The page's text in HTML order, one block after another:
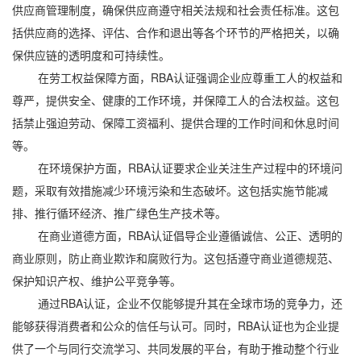
供应商管理制度，确保供应商遵守相关法规和社会责任标准。这包
括供应商的选择、评估、合作和退出等各个环节的严格把关，以确
保供应链的透明度和可持续性。
在劳工权益保障方面，RBA认证强调企业应尊重工人的权益和
尊严，提供安全、健康的工作环境，并保障工人的合法权益。这包
括禁止强迫劳动、保障工资福利、提供合理的工作时间和休息时间
等。
在环境保护方面，RBA认证要求企业关注生产过程中的环境问
题，采取有效措施减少环境污染和生态破坏。这包括实施节能减
排、推行循环经济、推广绿色生产技术等。
在商业道德方面，RBA认证倡导企业遵循诚信、公正、透明的
商业原则，防止商业欺诈和腐败行为。这包括遵守商业道德规范、
保护知识产权、维护公平竞争等。
通过RBA认证，企业不仅能够提升其在全球市场的竞争力，还
能够获得消费者和公众的信任与认可。同时，RBA认证也为企业提
供了一个与同行交流学习、共同发展的平台，有助于推动整个行业